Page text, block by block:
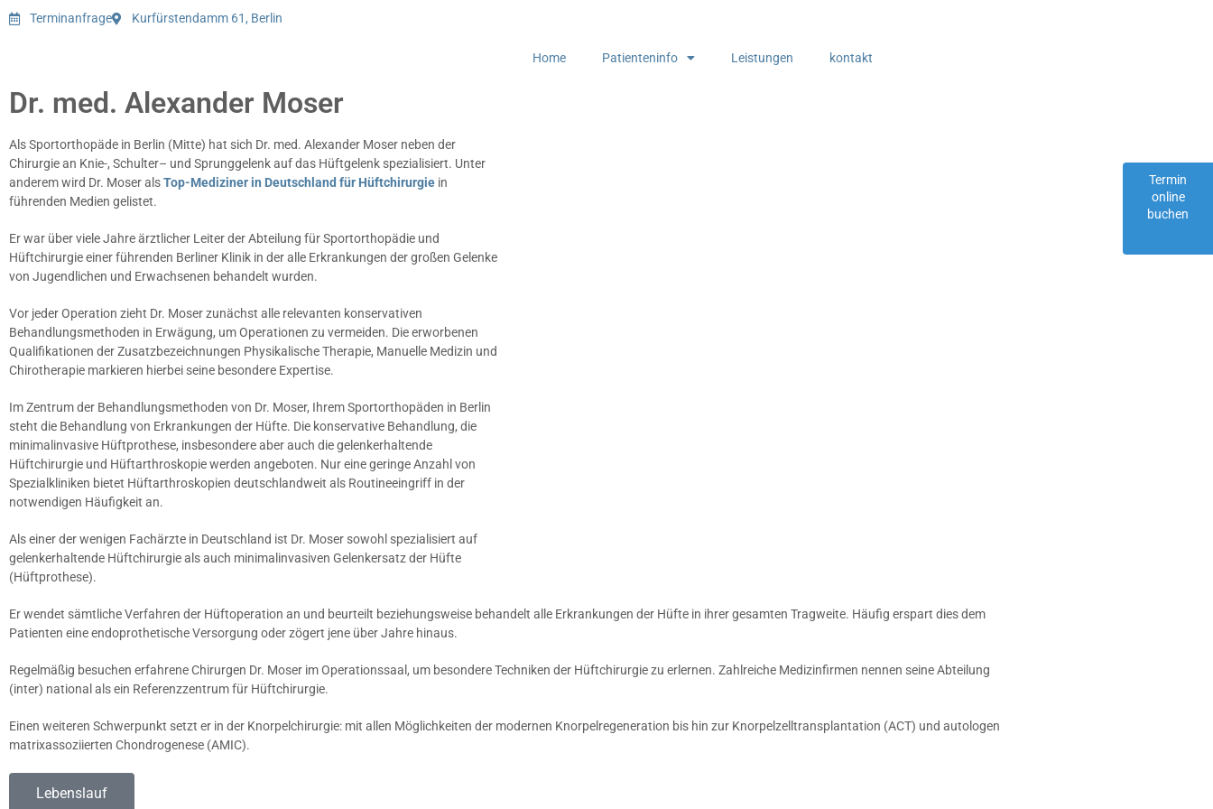
Terminanfrage Kurfürstendamm 61, Berlin
Home Patienteninfo Leistungen kontakt
Dr. med. Alexander Moser
Als Sportorthopäde in Berlin (Mitte) hat sich Dr. med. Alexander Moser neben der
Chirurgie an Knie-, Schulter– und Sprunggelenk auf das Hüftgelenk spezialisiert. Unter
anderem wird Dr. Moser alsTop-Mediziner in Deutschland für Hüftchirurgie in
führenden Medien gelistet.
Er war über viele Jahre ärztlicher Leiter der Abteilung für Sportorthopädie und
Hüftchirurgie einer führenden Berliner Klinik in der alle Erkrankungen der großen Gelenke
von Jugendlichen und Erwachsenen behandelt wurden.
Vor jeder Operation zieht Dr. Moser zunächst alle relevanten konservativen
Behandlungsmethoden in Erwägung, um Operationen zu vermeiden. Die erworbenen
Qualifikationen der Zusatzbezeichnungen Physikalische Therapie, Manuelle Medizin und
Chirotherapie markieren hierbei seine besondere Expertise.
Im Zentrum der Behandlungsmethoden von Dr. Moser, Ihrem Sportorthopäden in Berlin
steht die Behandlung von Erkrankungen der Hüfte. Die konservative Behandlung, die
minimalinvasive Hüftprothese, insbesondere aber auch die gelenkerhaltende
Hüftchirurgie und Hüftarthroskopie werden angeboten. Nur eine geringe Anzahl von
Spezialkliniken bietet Hüftarthroskopien deutschlandweit als Routineeingriff in der
notwendigen Häufigkeit an.
Als einer der wenigen Fachärzte in Deutschland ist Dr. Moser sowohl spezialisiert auf
gelenkerhaltende Hüftchirurgie als auch minimalinvasiven Gelenkersatz der Hüfte
(Hüftprothese).
Er wendet sämtliche Verfahren der Hüftoperation an und beurteilt beziehungsweise behandelt alle Erkrankungen der Hüfte in ihrer gesamten Tragweite. Häufig erspart dies dem
Patienten eine endoprothetische Versorgung oder zögert jene über Jahre hinaus.
Regelmäßig besuchen erfahrene Chirurgen Dr. Moser im Operationssaal, um besondere Techniken der Hüftchirurgie zu erlernen. Zahlreiche Medizinfirmen nennen seine Abteilung
(inter) national als ein Referenzzentrum für Hüftchirurgie.
Einen weiteren Schwerpunkt setzt er in der Knorpelchirurgie: mit allen Möglichkeiten der modernen Knorpelregeneration bis hin zur Knorpelzelltransplantation (ACT) und autologen
matrixassoziierten Chondrogenese (AMIC).
Lebenslauf
Termin
online
buchen